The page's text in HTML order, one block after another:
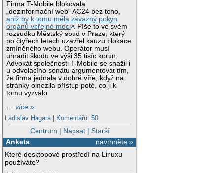
Firma T-Mobile blokovala
„dezinformační web“ AC24 bez toho,
aniž by k tomu měla závazný pokyn
orgánů veřejné moci . Píše to ve svém
rozsudku Městský soud v Praze, který
po čtyřech letech uzavřel kauzu blokace
zmíněného webu. Operátor musí
uhradit škodu ve výši 35 tisíc korun.
Advokát společnosti T-Mobile se snažil i
u odvolacího senátu argumentovat tím,
že firma jednala v dobré víře, když na
stránky omezila přístup poté, co ji k
tomu vyzvalo
…více »
Ladislav Hagara | Komentářů: 50
Centrum | Napsat| Starší
navrhněte »
Anketa
Které desktopové prostředí na Linuxu
používáte?